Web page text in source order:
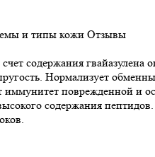
и типы кожи Отзывы
содержания
Нормализует
поврежденной и
содержания пептидов.